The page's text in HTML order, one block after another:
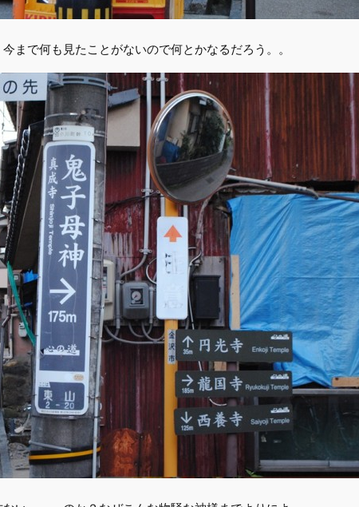
まで何も見たことがないので何とかなるだろう。。